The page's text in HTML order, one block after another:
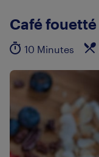
Café fouetté
10 Minutes